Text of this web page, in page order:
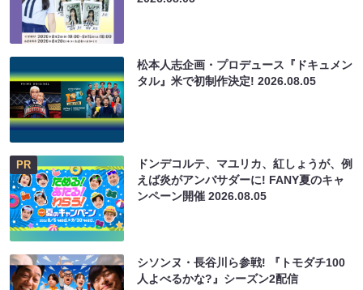
松本人志企画・プロデュース『ドキュメン
タル』米で初制作決定!2026.08.05
PR
ドンデコルテ、マユリカ、紅しょうが、例
えば炎がアンバサダーに! FANY夏のキャ
ンペーン開催2026.08.05
シソンヌ・長谷川ら参戦! 『トモダチ100
人よべるかな?』シーズン2配信